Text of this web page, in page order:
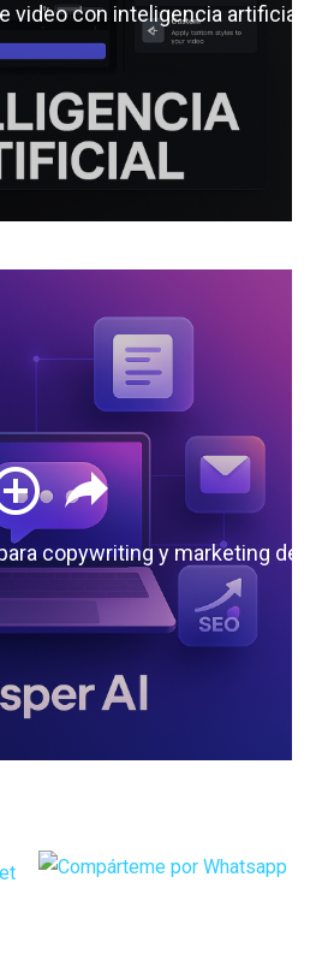
video con inteligencia artificial
copywriting y marketing de